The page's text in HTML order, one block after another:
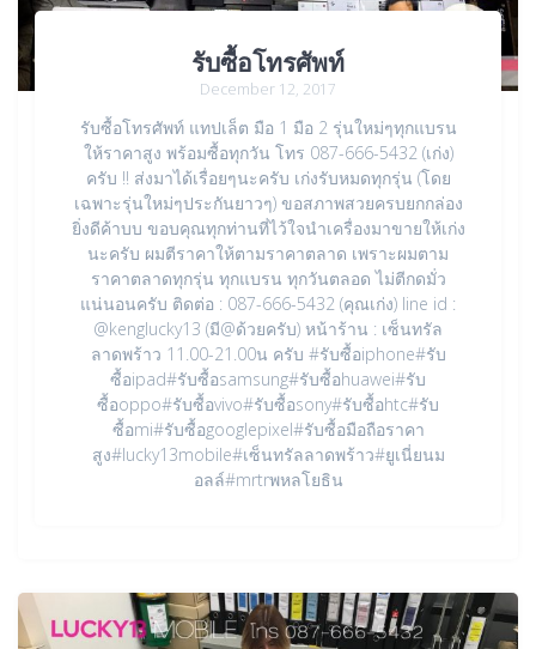
รับซื้อโทรศัพท์
December 12, 2017
รับซื้อโทรศัพท์ แทปเล็ต มือ 1 มือ 2 รุ่นใหม่ๆทุกแบรน
ให้ราคาสูง พร้อมซื้อทุกวัน โทร 087-666-5432 (เก่ง)
ครับ !! ส่งมาได้เรื่อยๆนะครับ เก่งรับหมดทุกรุ่น (โดย
เฉพาะรุ่นใหม่ๆประกันยาวๆ) ขอสภาพสวยครบยกกล่อง
ยิ่งดีค้าบบ ขอบคุณทุกท่านที่ไว้ใจนำเครื่องมาขายให้เก่ง
นะครับ ผมตีราคาให้ตามราคาตลาด เพราะผมตาม
ราคาตลาดทุกรุ่น ทุกแบรน ทุกวันตลอด ไม่ตีกดมั่ว
แน่นอนครับ ติดต่อ : 087-666-5432 (คุณเก่ง) line id :
@kenglucky13 (มี@ด้วยครับ) หน้าร้าน : เซ็นทรัล
ลาดพร้าว 11.00-21.00น ครับ #รับซื้อiphone#รับ
ซื้อipad#รับซื้อsamsung#รับซื้อhuawei#รับ
ซื้อoppo#รับซื้อvivo#รับซื้อsony#รับซื้อhtc#รับ
ซื้อmi#รับซื้อgooglepixel#รับซื้อมือถือราคา
สูง#lucky13mobile#เซ็นทรัลลาดพร้าว#ยูเนี่ยนม
อลล์#mrtrพหลโยธิน